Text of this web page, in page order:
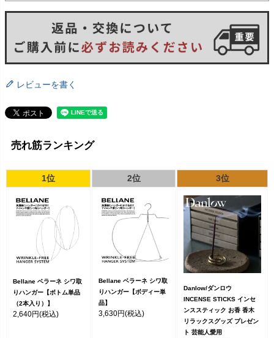
レビューを書く
売れ筋ランキング
1位 2位 3位
Bellane ベラーネ シワ取
りハンガー【ボトム単品
（2本入り）】
2,640円(税込)
Bellane ベラーネ シワ取
りハンガー【ボディー単
品】
3,630円(税込)
Danlow/ダンロウ
INCENSE STICKS インセ
ンススティック お香 香木
リラックスグッズ プレゼン
ト 芸能人愛用